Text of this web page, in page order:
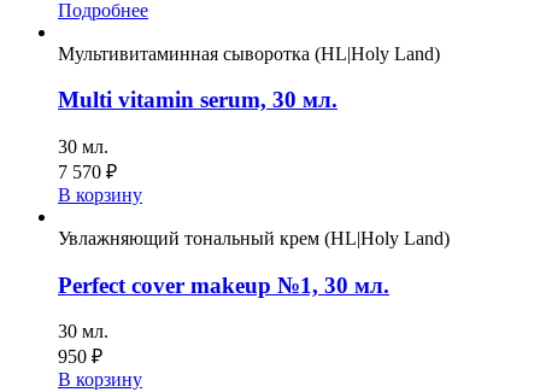
Подробнее
Мультивитаминная сыворотка (HL|Holy Land)
Multi vitamin serum, 30 мл.
30 мл.
7 570 ₽
В корзину
Увлажняющий тональный крем (HL|Holy Land)
Perfect cover makeup №1, 30 мл.
30 мл.
950 ₽
В корзину